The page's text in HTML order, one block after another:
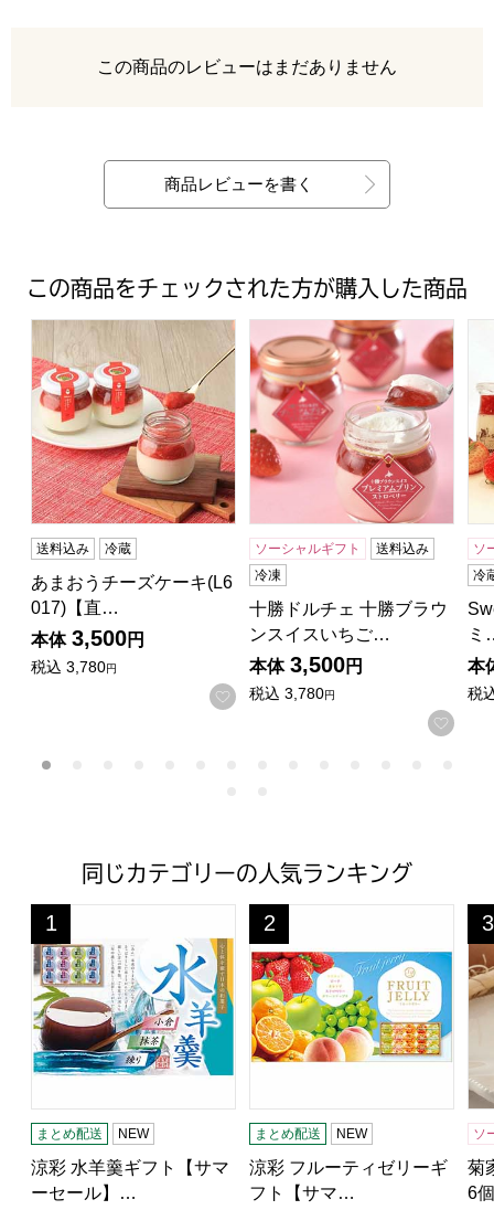
レビュー
この商品のレビューはまだありません
商品レビューを書く
この商品をチェックされた方が購入した商品
あまおうチーズケーキ(L6017)【直送】【サクワ】
送料込み 冷蔵
あまおうチーズケーキ(L6
017)【直…
本体 3,500円
税込 3,780円
お気に入りに登録する
十勝ドルチェ 十勝ブラウン
ソーシャルギフト
送料込み
冷凍
十勝ドルチェ 十勝ブラウ
ンスイスいちご…
本体 3,500円
税込 3,780円
お気
ソ
冷
本
税
同じカテゴリーの人気ランキング
涼彩 水羊羹ギフト【サマーセール】【おいしいお取り寄
1
位
まとめ配送 NEW
涼彩 水羊羹ギフト【サマ
ーセール】…
涼彩 フルーティゼリーギフ
2
位
まとめ配送 NEW
涼彩 フルーティゼリーギ
フト【サマ…
3
位
ソ
菊
6